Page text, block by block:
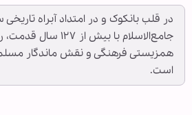
در قلب بانکوک و در امتداد آبراه
جامع‌الاسلام با بیش از
همزیستی فرهنگی و نقش ماندگار
است.